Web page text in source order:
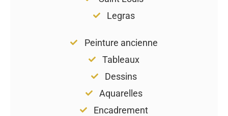
Legras
Peinture ancienne
Tableaux
Dessins
Aquarelles
Encadrement